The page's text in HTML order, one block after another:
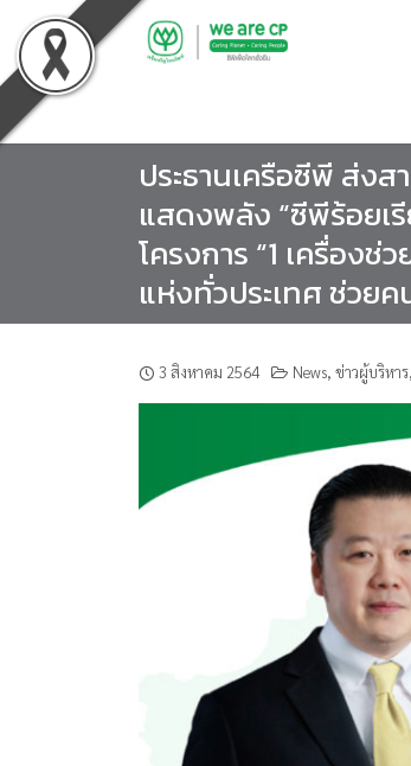
to
content
ประธานเครือซีพี ส่ง
แสดงพลัง “ซีพีร้อยเ
โครงการ “1 เครื่อง
แห่งทั่วประเทศ ช่วย
3 สิงหาคม 2564 News, ข่าวผู้บริหาร,